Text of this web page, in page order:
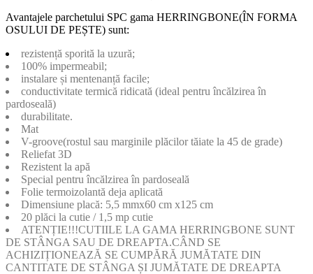
Avantajele parchetului SPC gama HERRINGBONE(ÎN FORMA
OSULUI DE PEȘTE) sunt:
rezistență sporită la uzură;
100% impermeabil;
instalare și mentenanță facile;
conductivitate termică ridicată (ideal pentru încălzirea în
pardoseală)
durabilitate.
Mat
V-groove(rostul sau marginile plăcilor tăiate la 45 de grade)
Reliefat 3D
Rezistent la apă
Special pentru încălzirea în pardoseală
Folie termoizolantă deja aplicată
Dimensiune placă: 5,5 mmx60 cm x125 cm
20 plăci la cutie / 1,5 mp cutie
ATENȚIE!!!CUTIILE LA GAMA HERRINGBONE SUNT
DE STÂNGA SAU DE DREAPTA.CÂND SE
ACHIZIȚIONEAZĂ SE CUMPĂRĂ JUMĂTATE DIN
CANTITATE DE STÂNGA ȘI JUMĂTATE DE DREAPTA